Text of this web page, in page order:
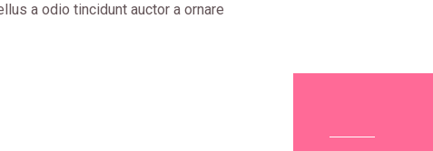
a odio tincidunt auctor a ornare